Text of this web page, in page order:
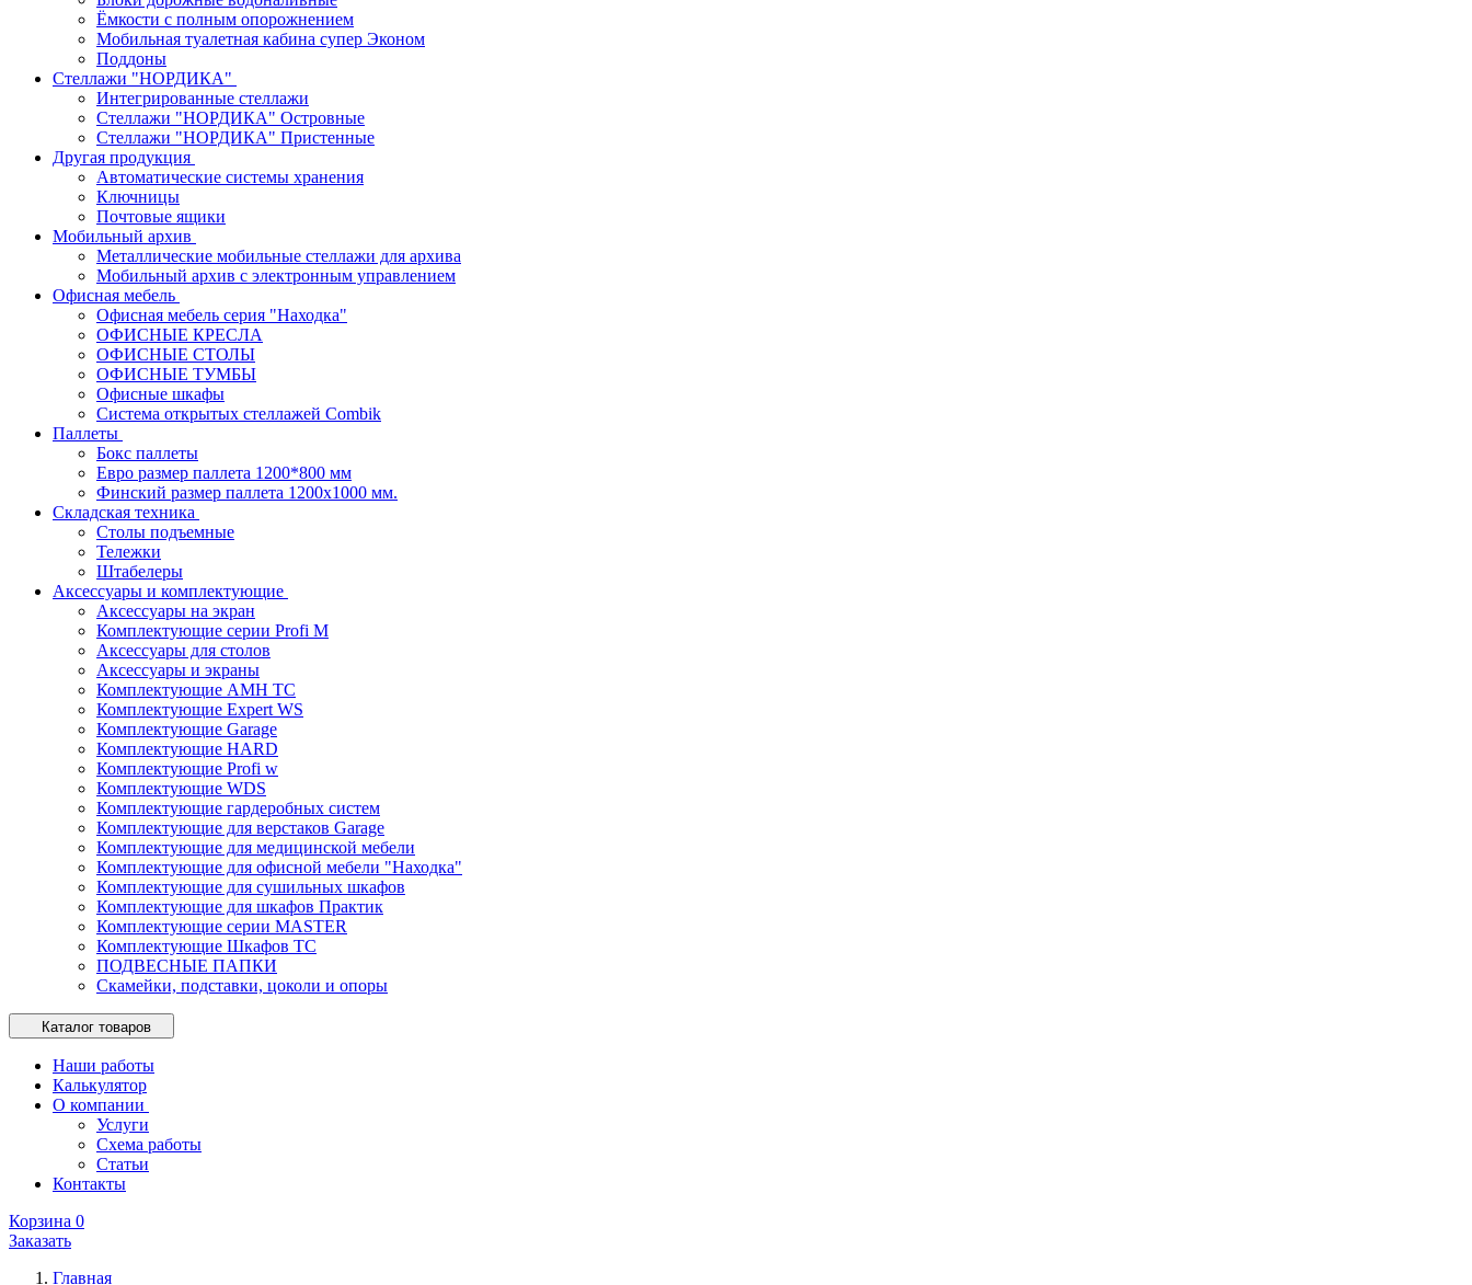
Ёмкости с полным опорожнением
Мобильная туалетная кабина супер Эконом
Поддоны
Стеллажи "НОРДИКА"
Интегрированные стеллажи
Стеллажи "НОРДИКА" Островные
Стеллажи "НОРДИКА" Пристенные
Другая продукция
Автоматические системы хранения
Ключницы
Почтовые ящики
Мобильный архив
Металлические мобильные стеллажи для архива
Мобильный архив с электронным управлением
Офисная мебель
Офисная мебель серия "Находка"
ОФИСНЫЕ КРЕСЛА
ОФИСНЫЕ СТОЛЫ
ОФИСНЫЕ ТУМБЫ
Офисные шкафы
Система открытых стеллажей Combik
Паллеты
Бокс паллеты
Евро размер паллета 1200*800 мм
Финский размер паллета 1200х1000 мм.
Складская техника
Столы подъемные
Тележки
Штабелеры
Аксессуары и комплектующие
Аксессуары на экран
Комплектующие серии Profi M
Аксессуары для столов
Аксессуары и экраны
Комплектующие AMH TC
Комплектующие Expert WS
Комплектующие Garage
Комплектующие HARD
Комплектующие Profi w
Комплектующие WDS
Комплектующие гардеробных систем
Комплектующие для верстаков Garage
Комплектующие для медицинской мебели
Комплектующие для офисной мебели "Находка"
Комплектующие для сушильных шкафов
Комплектующие для шкафов Практик
Комплектующие серии MASTER
Комплектующие Шкафов ТС
ПОДВЕСНЫЕ ПАПКИ
Скамейки, подставки, цоколи и опоры
Каталог товаров
Наши работы
Калькулятор
О компании
Услуги
Схема работы
Статьи
Контакты
Корзина 0
Заказать
Главная